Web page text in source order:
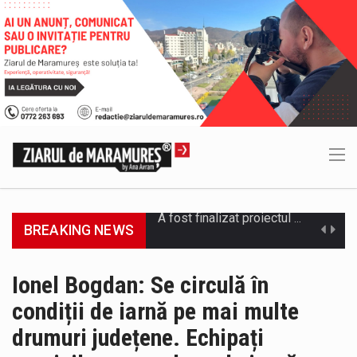
BREAKING NEWS
Suntem în plină vară și nimic nu e mai frumos decat să ai locuința plină de flori proaspete și plante…
Ionel Bogdan: Se circulă în
condiții de iarnă pe mai multe
drumuri județene. Echipați